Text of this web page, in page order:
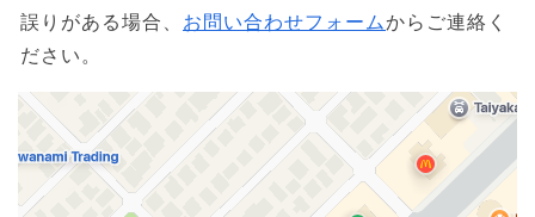
誤りがある場合、 お問い合わせフォームからご連絡く
ださい。